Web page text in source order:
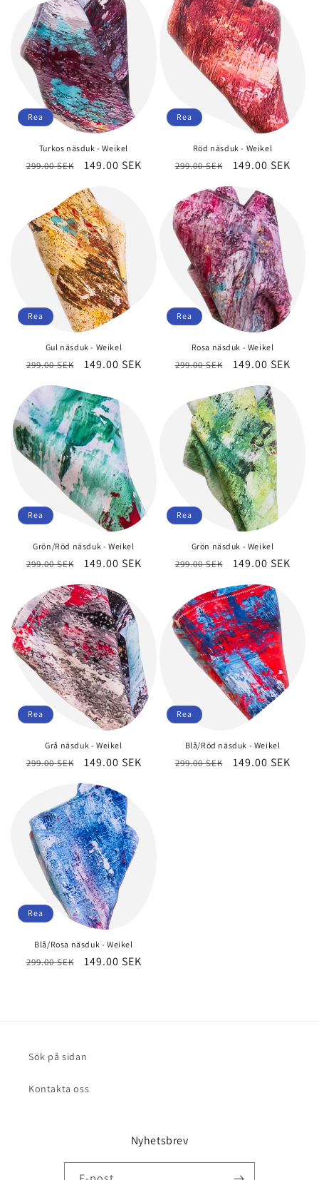
Rea
Turkos näsduk - Weikel
Ordinarie
299.00 SEK Försäljningspris
149.00 SEK
Rea
Röd näsduk - Weikel
Ordinarie
299.00 SEK 149.00 SEK
Rea
Gul näsduk - Weikel
Ordinarie
299.00 SEK Försäljningspris
149.00 SEK
Rea
Rosa näsduk - Weikel
Ordinarie
299.00 SEK 149.00 SEK
Rea
Grön/Röd näsduk - Weikel
Ordinarie
299.00 SEK Försäljningspris
149.00 SEK
Rea
Grön näsduk - Weikel
Ordinarie
299.00 SEK 149.00 SEK
Rea
Grå näsduk - Weikel
Ordinarie
299.00 SEK Försäljningspris
149.00 SEK
Rea
Blå/Röd näsduk - Weikel
Ordinarie
299.00 SEK 149.00 SEK
Rea
Blå/Rosa näsduk - Weikel
Ordinarie
299.00 SEK Försäljningspris
149.00 SEK
Sök på sidan
Kontakta oss
Nyhetsbrev